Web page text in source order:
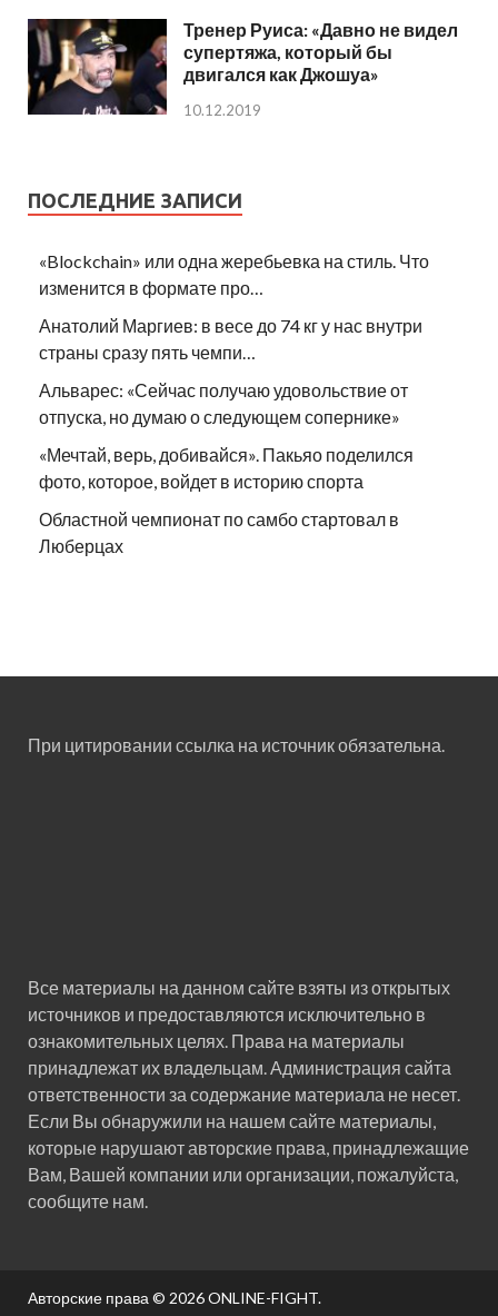
Тренер Руиса: «Давно не видел
супертяжа, который бы
двигался как Джошуа»
10.12.2019
ПОСЛЕДНИЕ ЗАПИСИ
«Blockchain» или одна жеребьевка на стиль. Что
изменится в формате про…
Анатолий Маргиев: в весе до 74 кг у нас внутри
страны сразу пять чемпи…
Альварес: «Сейчас получаю удовольствие от
отпуска, но думаю о следующем сопернике»
«Мечтай, верь, добивайся». Пакьяо поделился
фото, которое, войдет в историю спорта
Областной чемпионат по самбо стартовал в
Люберцах
При цитировании ссылка на источник обязательна.
Все материалы на данном сайте взяты из открытых
источников и предоставляются исключительно в
ознакомительных целях. Права на материалы
принадлежат их владельцам. Администрация сайта
ответственности за содержание материала не несет.
Если Вы обнаружили на нашем сайте материалы,
которые нарушают авторские права, принадлежащие
Вам, Вашей компании или организации, пожалуйста,
сообщите нам.
Авторские права © 2026ONLINE-FIGHT.